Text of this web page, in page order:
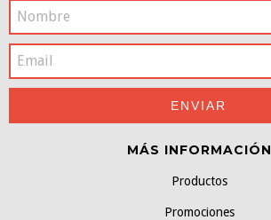
MÁS INFORMACIÓN
Productos
Promociones